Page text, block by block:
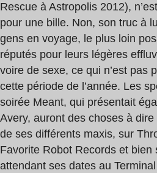
Rescue à Astropolis 2012),
pour une bille. Non, son truc à
gens en voyage, le plus loin
réputés pour leurs légères
voire de sexe, ce qui n’est pas
cette période de l’année. Les
soirée Meant, qui présentait
Avery, auront des choses à
de ses différents maxis, sur
Favorite Robot Records et bien
attendant ses dates au